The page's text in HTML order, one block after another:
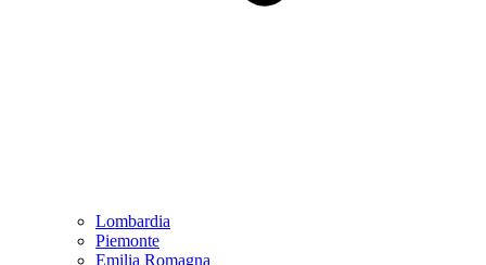
Lombardia
Piemonte
Emilia Romagna